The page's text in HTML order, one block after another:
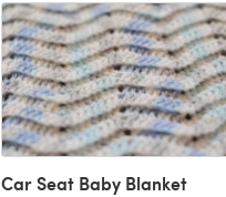
Car Seat Baby Blanket